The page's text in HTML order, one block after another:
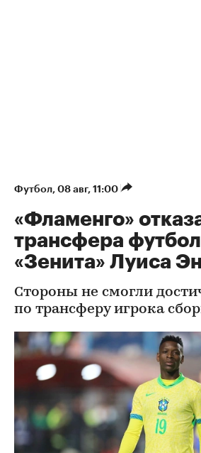
Футбол 08 авг, 11:00
«Фламенго»
трансфера
«Зенита» Луиса
Стороны не смогли
по трансферу игрока